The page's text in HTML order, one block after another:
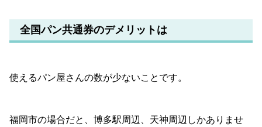
全国パン共通券のデメリットは
使えるパン屋さんの数が少ないことです。
福岡市の場合だと、博多駅周辺、天神周辺しかありませ